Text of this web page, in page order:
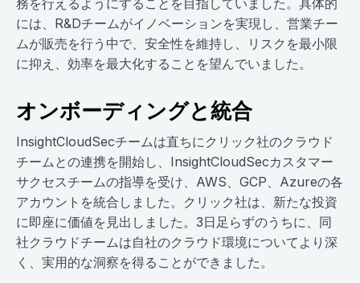
務を行えるようにすることを目指していました。具体的
には、R&Dチームがイノベーションを実現し、営業チー
ムが販売を行う中で、安全性を維持し、リスクを最小限
に抑え、効率を最大化することを望んでいました。
オンボーディングと統合
InsightCloudSecチームは直ちにクリック社のクラウド
チームとの連携を開始し、InsightCloudSecカスタマー
サクセスチームの指導を受け、AWS、GCP、Azureの各
アカウントを統合しました。クリック社は、新たな投資
に即座に価値を見出しました。3日足らずのうちに、同
社クラウドチームは自社のクラウド環境についてより深
く、実用的な洞察を得ることができました。